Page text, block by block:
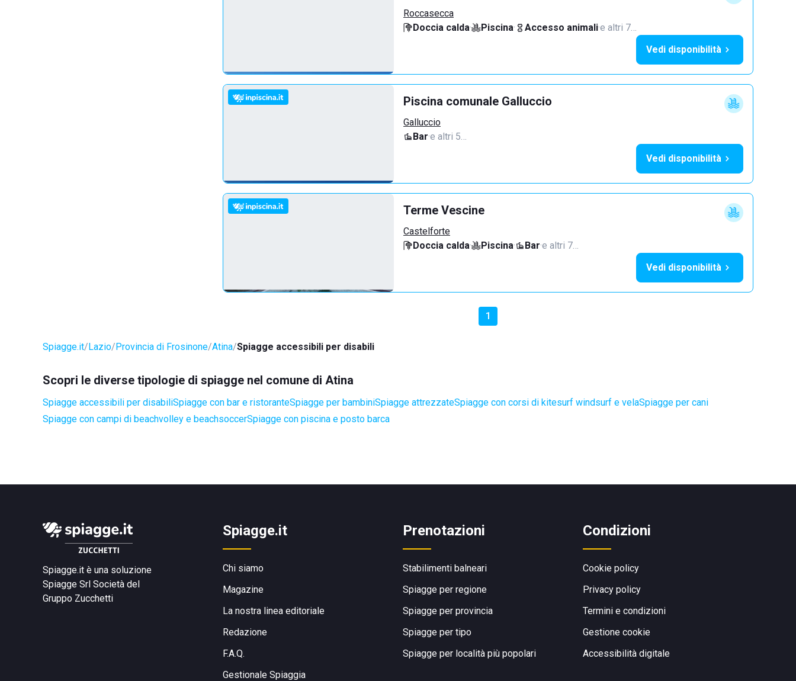
Roccasecca
Doccia calda· Piscina· Accesso animali·e altri 7…
Vedi disponibilità
Piscina comunale Galluccio
Galluccio
Bar·e altri 5…
Vedi disponibilità
Terme Vescine
Castelforte
Doccia calda· Piscina· Bar·e altri 7…
Vedi disponibilità
1
Spiagge.it Lazio Provincia di Frosinone Atina Spiagge accessibili per disabili
Scopri le diverse tipologie di spiagge nel comune di Atina
Spiagge accessibili per disabiliSpiagge con bar e ristoranteSpiagge per bambiniSpiagge attrezzateSpiagge con corsi di kitesurf windsurf e velaSpiagge per cani
Spiagge con campi di beachvolley e beachsoccerSpiagge con piscina e posto barca
Spiagge.it è una soluzione
Spiagge Srl Società del
Gruppo Zucchetti
Spiagge.it
Chi siamo
Magazine
La nostra linea editoriale
Redazione
F.A.Q.
Gestionale Spiaggia
Prenotazioni
Stabilimenti balneari
Spiagge per regione
Spiagge per provincia
Spiagge per tipo
Spiagge per località più popolari
Condizioni
Cookie policy
Privacy policy
Termini e condizioni
Gestione cookie
Accessibilità digitale